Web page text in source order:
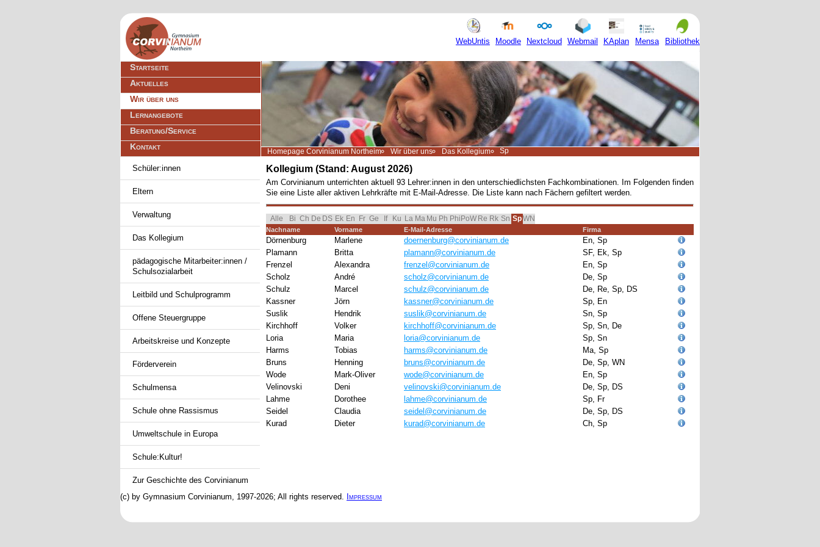
WebUntis Moodle Nextcloud Webmail KAplan Mensa Bibliothek
Navigation
überspringen
Startseite
Aktuelles
Wir über uns
Lernangebote
Beratung/Service
Kontakt
Homepage Corvinianum Northeim Wir über uns Das Kollegium Sp
Kollegium (Stand: August 2026)
Am Corvinianum unterrichten aktuell 93 Lehrer:innen in den unterschiedlichsten Fachkombinationen. Im Folgenden finden
Sie eine Liste aller aktiven Lehrkräfte mit E-Mail-Adresse. Die Liste kann nach Fächern gefiltert werden.
Navigation überspringen
Alle Bi Ch De DS Ek En Fr Ge If Ku La Ma Mu Ph Phi PoW Re Rk Sn SpWN
Nachname Vorname E-Mail-Adresse Firma
Dörnenburg Marlene doernenburg@corvinianum.de
En, Sp
Plamann
Britta plamann@corvinianum.de
SF, Ek, Sp
Frenzel
Alexandra frenzel@corvinianum.de
En, Sp
Scholz
André scholz@corvinianum.de
De, Sp
Schulz
Marcel schulz@corvinianum.de
De, Re, Sp, DS
Kassner
Jörn kassner@corvinianum.de
Sp, En
Suslik
Hendrik suslik@corvinianum.de
Sn, Sp
Kirchhoff
Volker kirchhoff@corvinianum.de
Sp, Sn, De
Loria
Maria loria@corvinianum.de
Sp, Sn
Harms
Tobias harms@corvinianum.de
Ma, Sp
Bruns
Henning bruns@corvinianum.de
De, Sp, WN
Wode
Mark-Oliver wode@corvinianum.de
En, Sp
Velinovski
Deni velinovski@corvinianum.de
De, Sp, DS
Lahme
Dorothee lahme@corvinianum.de
Sp, Fr
Seidel
Claudia seidel@corvinianum.de
De, Sp, DS
Kurad
Dieter kurad@corvinianum.de Ch, Sp
überspringen
Schüler:innen
Eltern
Verwaltung
Das Kollegium
pädagogische Mitarbeiter:innen /
Schulsozialarbeit
Leitbild und Schulprogramm
Offene Steuergruppe
Arbeitskreise und Konzepte
Förderverein
Schulmensa
Schule ohne Rassismus
Umweltschule in Europa
Schule:Kultur!
Zur Geschichte des Corvinianum
(c) by Gymnasium Corvinianum, 1997-2026; All rights reserved. Impressum